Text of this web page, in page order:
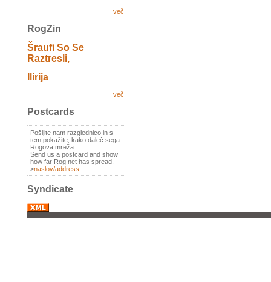
več
RogZin
Šraufi So Se
Raztresli,
Ilirija
več
Postcards
Pošljite nam razglednico in s
tem pokažite, kako daleč sega
Rogova mreža.
Send us a postcard and show
how far Rog net has spread.
>naslov/address
Syndicate